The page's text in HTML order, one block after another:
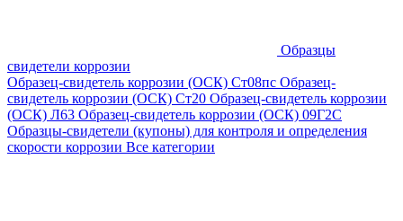
Образцы
свидетели коррозии
Образец-свидетель коррозии (ОСК) Ст08пс Образец-
свидетель коррозии (ОСК) Ст20 Образец-свидетель коррозии
(ОСК) Л63 Образец-свидетель коррозии (ОСК) 09Г2С
Образцы-свидетели (купоны) для контроля и определения
скорости коррозии Все категории